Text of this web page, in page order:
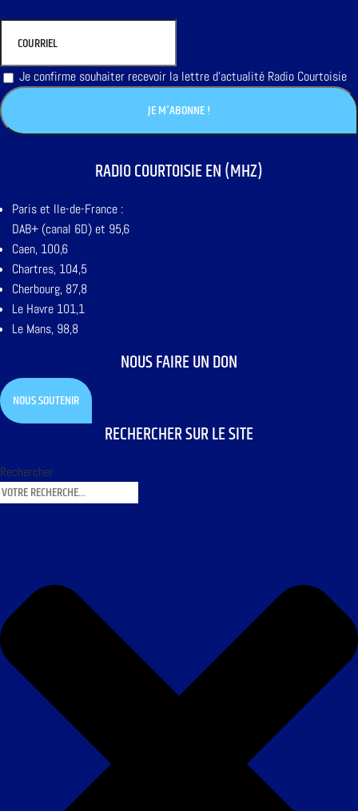
Je confirme souhaiter recevoir la lettre d'actualité Radio Courtoisie
RADIO COURTOISIE EN (MHZ)
Paris et Ile-de-France :
DAB+ (canal 6D) et 95,6
Caen, 100,6
Chartres, 104,5
Cherbourg, 87,8
Le Havre 101,1
Le Mans, 98,8
NOUS FAIRE UN DON
NOUS SOUTENIR
RECHERCHER SUR LE SITE
Rechercher